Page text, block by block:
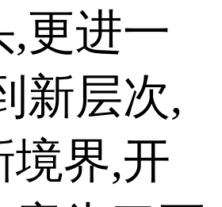
,更进一
新层次,
境界,开